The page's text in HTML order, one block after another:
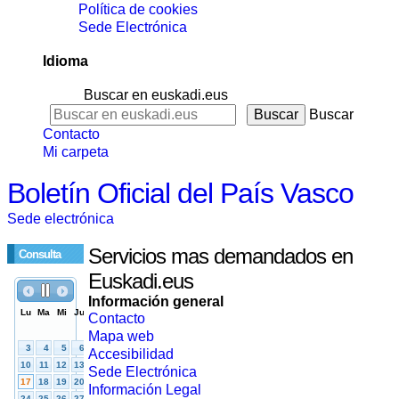
Política de cookies
Sede Electrónica
Idioma
Buscar en euskadi.eus
Buscar
Contacto
Mi carpeta
Boletín Oficial del País Vasco
Sede electrónica
Consulta
Servicios mas demandados en
Euskadi.eus
Información general
Contacto
Mapa web
Accesibilidad
Sede Electrónica
Información Legal